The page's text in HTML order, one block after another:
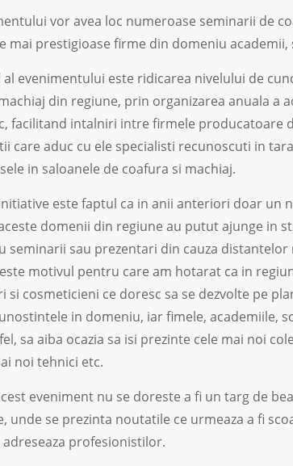
vor avea loc numeroase seminarii de
mai prestigioase firme din domeniu academii,
al evenimentului este ridicarea nivelului de
din regiune, prin organizarea anuala a
facilitand intalniri intre firmele producatoare
care aduc cu ele specialisti recunoscuti in
in saloanele de coafura si machiaj.
este faptul ca in anii anteriori doar un
domenii din regiune au putut ajunge in
seminarii sau prezentari din cauza
motivul pentru care am hotarat ca in
si cosmeticieni ce doresc sa se dezvolte pe
in domeniu, iar fimele, academiile,
sa aiba ocazia sa isi prezinte cele mai noi
noi tehnici etc.
eveniment nu se doreste a fi un targ de
unde se prezinta noutatile ce urmeaza a fi
profesionistilor.